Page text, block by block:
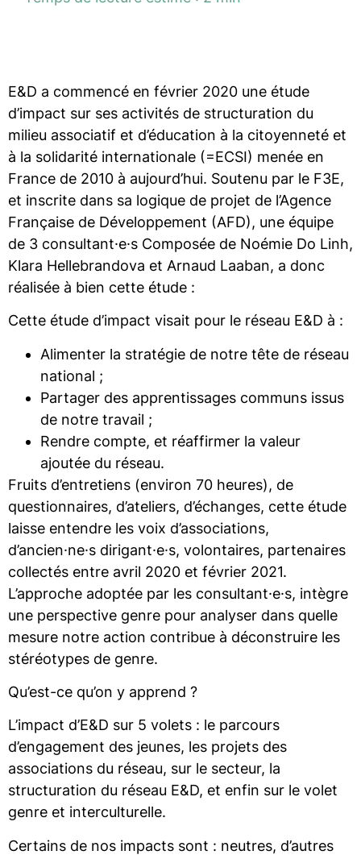
E&D a commencé en février 2020 une étude
d’impact sur ses activités de structuration du
milieu associatif et d’éducation à la citoyenneté et
à la solidarité internationale (=ECSI) menée en
France de 2010 à aujourd’hui. Soutenu par le F3E,
et inscrite dans sa logique de projet de l’Agence
Française de Développement (AFD), une équipe
de 3 consultant·e·s Composée de Noémie Do Linh,
Klara Hellebrandova et Arnaud Laaban, a donc
réalisée à bien cette étude :
Cette étude d’impact visait pour le réseau E&D à :
Alimenter la stratégie de notre tête de réseau
national ;
Partager des apprentissages communs issus
de notre travail ;
Rendre compte, et réaffirmer la valeur
ajoutée du réseau.
Fruits d’entretiens (environ 70 heures), de
questionnaires, d’ateliers, d’échanges, cette étude
laisse entendre les voix d’associations,
d’ancien·ne·s dirigant·e·s, volontaires, partenaires
collectés entre avril 2020 et février 2021.
L’approche adoptée par les consultant·e·s, intègre
une perspective genre pour analyser dans quelle
mesure notre action contribue à déconstruire les
stéréotypes de genre.
Qu’est-ce qu’on y apprend ?
L’impact d’E&D sur 5 volets : le parcours
d’engagement des jeunes, les projets des
associations du réseau, sur le secteur, la
structuration du réseau E&D, et enfin sur le volet
genre et interculturelle.
Certains de nos impacts sont : neutres, d’autres